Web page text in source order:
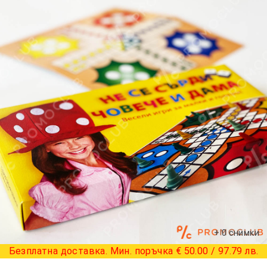
+ 0 снимки
Безплатна доставка. Мин. поръчка € 50.00 / 97.79 лв.